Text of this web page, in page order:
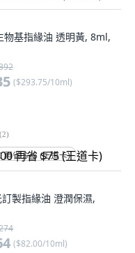
基指緣油 透明黃, 8ml,
($293.75/10ml)
(2)
再省 $75 (王道卡)
製指緣油 澄潤保濕,
($82.00/10ml)